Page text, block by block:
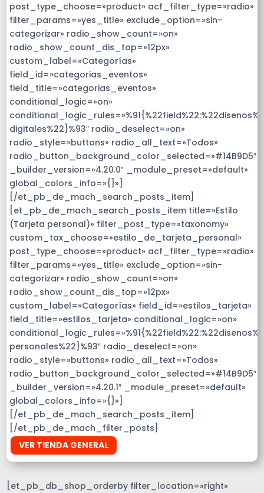
post_type_choose=»product» acf_filter_type=»radio»
filter_params=»yes_title» exclude_option=»sin-
categorizar» radio_show_count=»on»
radio_show_count_dis_top=»12px»
custom_label=»Categorías»
field_id=»categorias_eventos»
field_title=»categorias_eventos»
conditional_logic=»on»
digitales%22}%93″ radio_deselect=»on»
radio_style=»buttons» radio_all_text=»Todos»
radio_button_background_color_selected=»#14B9D5″
_builder_version=»4.20.0″ _module_preset=»default»
global_colors_info=»{}»]
[/et_pb_de_mach_search_posts_item]
[et_pb_de_mach_search_posts_item title=»Estilo
(Tarjeta personal)» filter_post_type=»taxonomy»
custom_tax_choose=»estilo_de_tarjeta_personal»
post_type_choose=»product» acf_filter_type=»radio»
filter_params=»yes_title» exclude_option=»sin-
categorizar» radio_show_count=»on»
radio_show_count_dis_top=»12px»
custom_label=»Categorías» field_id=»estilos_tarjeta»
field_title=»estilos_tarjeta» conditional_logic=»on»
personales%22}%93″ radio_deselect=»on»
radio_style=»buttons» radio_all_text=»Todos»
radio_button_background_color_selected=»#14B9D5″
_builder_version=»4.20.1″ _module_preset=»default»
global_colors_info=»{}»]
[/et_pb_de_mach_search_posts_item]
[/et_pb_de_mach_filter_posts]
VER TIENDA GENERAL
[et_pb_db_shop_orderby filter_location=»right»